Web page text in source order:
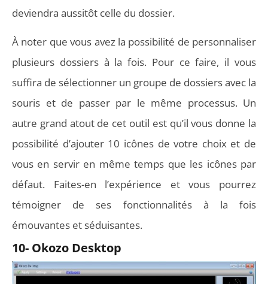
deviendra aussitôt celle du dossier.
À noter que vous avez la possibilité de personnaliser
plusieurs dossiers à la fois. Pour ce faire, il vous
suffira de sélectionner un groupe de dossiers avec la
souris et de passer par le même processus. Un
autre grand atout de cet outil est qu’il vous donne la
possibilité d’ajouter 10 icônes de votre choix et de
vous en servir en même temps que les icônes par
défaut. Faites-en l’expérience et vous pourrez
témoigner de ses fonctionnalités à la fois
émouvantes et séduisantes.
10- Okozo Desktop